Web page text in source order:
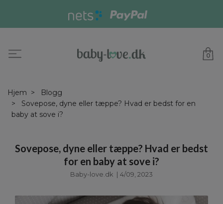
0
Hjem
Blogg
Sovepose, dyne eller tæppe? Hvad er bedst for en
baby at sove i?
Sovepose, dyne eller tæppe? Hvad er bedst
for en baby at sove i?
Baby-love.dk 4/09, 2023